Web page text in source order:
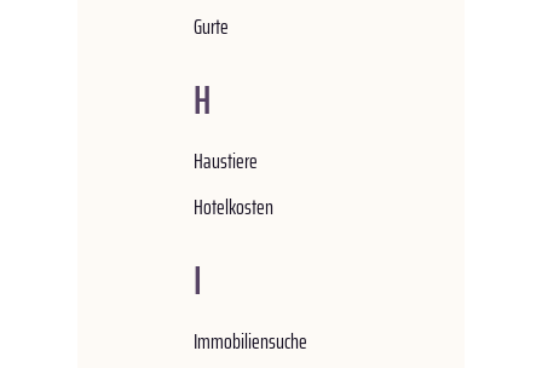
Gurte
H
Haustiere
Hotelkosten
I
Immobiliensuche